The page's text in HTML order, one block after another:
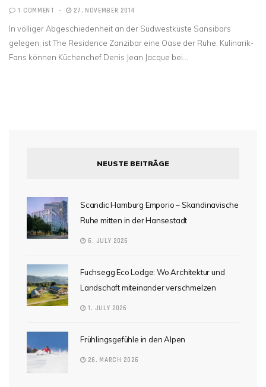
1 COMMENT 27. NOVEMBER 2014
In völliger Abgeschiedenheit an der Südwestküste Sansibars
gelegen, ist The Residence Zanzibar eine Oase der Ruhe. Kulinarik-
Fans können Küchenchef Denis Jean Jacque bei…
NEUSTE BEITRÄGE
Scandic Hamburg Emporio – Skandinavische
Ruhe mitten in der Hansestadt
6. JULY 2026
Fuchsegg Eco Lodge: Wo Architektur und
Landschaft miteinander verschmelzen
1. JULY 2026
Frühlingsgefühle in den Alpen
26. MARCH 2026